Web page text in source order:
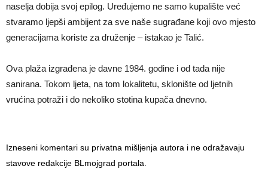
naselja dobija svoj epilog. Uređujemo ne samo kupalište već
stvaramo ljepši ambijent za sve naše sugrađane koji ovo mjesto
generacijama koriste za druženje – istakao je Talić.
Ova plaža izgrađena je davne 1984. godine i od tada nije
sanirana. Tokom ljeta, na tom lokalitetu, sklonište od ljetnih
vrućina potraži i do nekoliko stotina kupača dnevno.
Izneseni komentari su privatna mišljenja autora i ne odražavaju
stavove redakcije BLmojgrad portala.